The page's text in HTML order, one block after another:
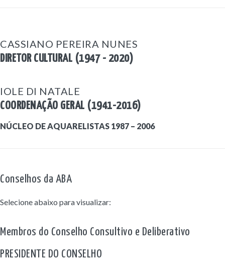
CASSIANO PEREIRA NUNES
DIRETOR CULTURAL (1947 - 2020)
IOLE DI NATALE
COORDENAÇÃO GERAL (1941-2016)
NÚCLEO DE AQUARELISTAS 1987 – 2006
Conselhos da ABA
Selecione abaixo para visualizar:
Membros do Conselho Consultivo e Deliberativo
PRESIDENTE DO CONSELHO